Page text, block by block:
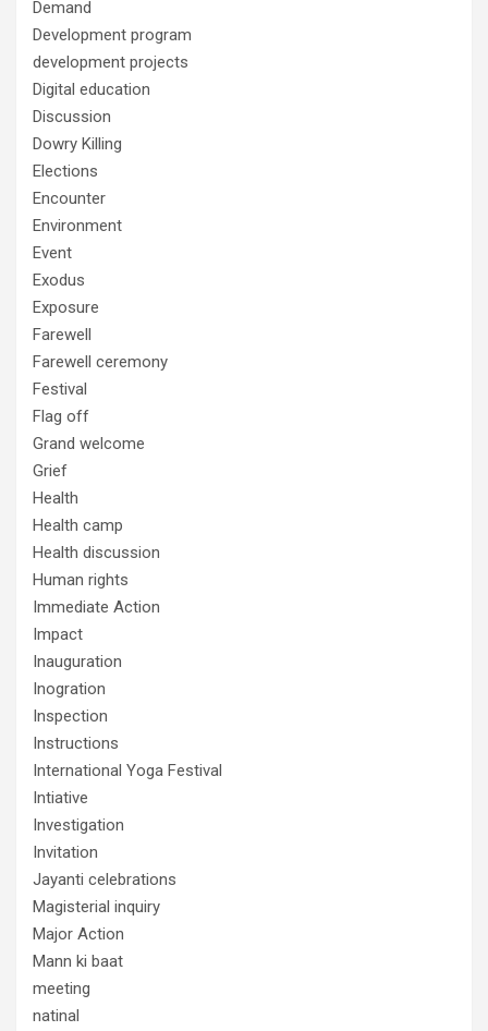
Demand
Development program
development projects
Digital education
Discussion
Dowry Killing
Elections
Encounter
Environment
Event
Exodus
Exposure
Farewell
Farewell ceremony
Festival
Flag off
Grand welcome
Grief
Health
Health camp
Health discussion
Human rights
Immediate Action
Impact
Inauguration
Inogration
Inspection
Instructions
International Yoga Festival
Intiative
Investigation
Invitation
Jayanti celebrations
Magisterial inquiry
Major Action
Mann ki baat
meeting
natinal